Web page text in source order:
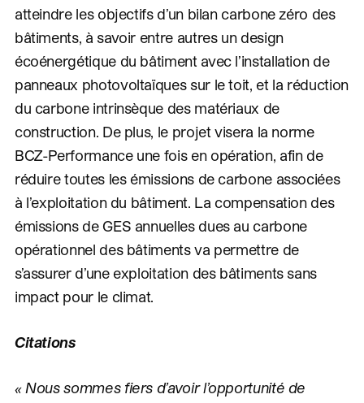
atteindre les objectifs d’un bilan carbone zéro des
bâtiments, à savoir entre autres un design
écoénergétique du bâtiment avec l’installation de
panneaux photovoltaïques sur le toit, et la réduction
du carbone intrinsèque des matériaux de
construction. De plus, le projet visera la norme
BCZ-Performance une fois en opération, afin de
réduire toutes les émissions de carbone associées
à l’exploitation du bâtiment. La compensation des
émissions de GES annuelles dues au carbone
opérationnel des bâtiments va permettre de
s’assurer d’une exploitation des bâtiments sans
impact pour le climat.
Citations
« Nous sommes fiers d’avoir l’opportunité de